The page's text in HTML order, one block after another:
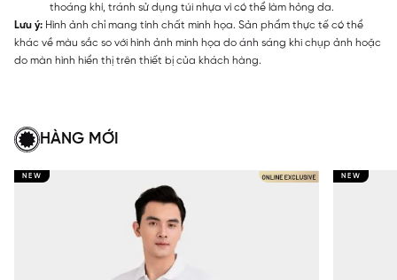
thoáng khí, tránh sử dụng túi nhựa vì có thể làm hỏng da.
Lưu ý: Hình ảnh chỉ mang tính chất minh họa. Sản phẩm thực tế có thể
khác về màu sắc so với hình ảnh minh họa do ánh sáng khi chụp ảnh hoặc
do màn hình hiển thị trên thiết bị của khách hàng.
HÀNG MỚI
NEW NEW